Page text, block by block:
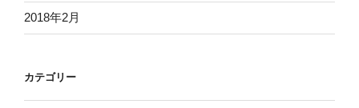
2018年2月
カテゴリー